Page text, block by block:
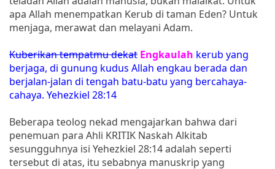
apa Allah menempatkan Kerub di taman Eden? Untuk
menjaga, merawat dan melayani Adam.
Kuberikan tempatmu dekat Engkaulah kerub yang
berjaga, di gunung kudus Allah engkau berada dan
berjalan-jalan di tengah batu-batu yang bercahaya-
cahaya. Yehezkiel 28:14
Beberapa teolog nekad mengajarkan bahwa dari
penemuan para Ahli KRITIK Naskah Alkitab
sesungguhnya isi Yehezkiel 28:14 adalah seperti
tersebut di atas, itu sebabnya manuskrip yang